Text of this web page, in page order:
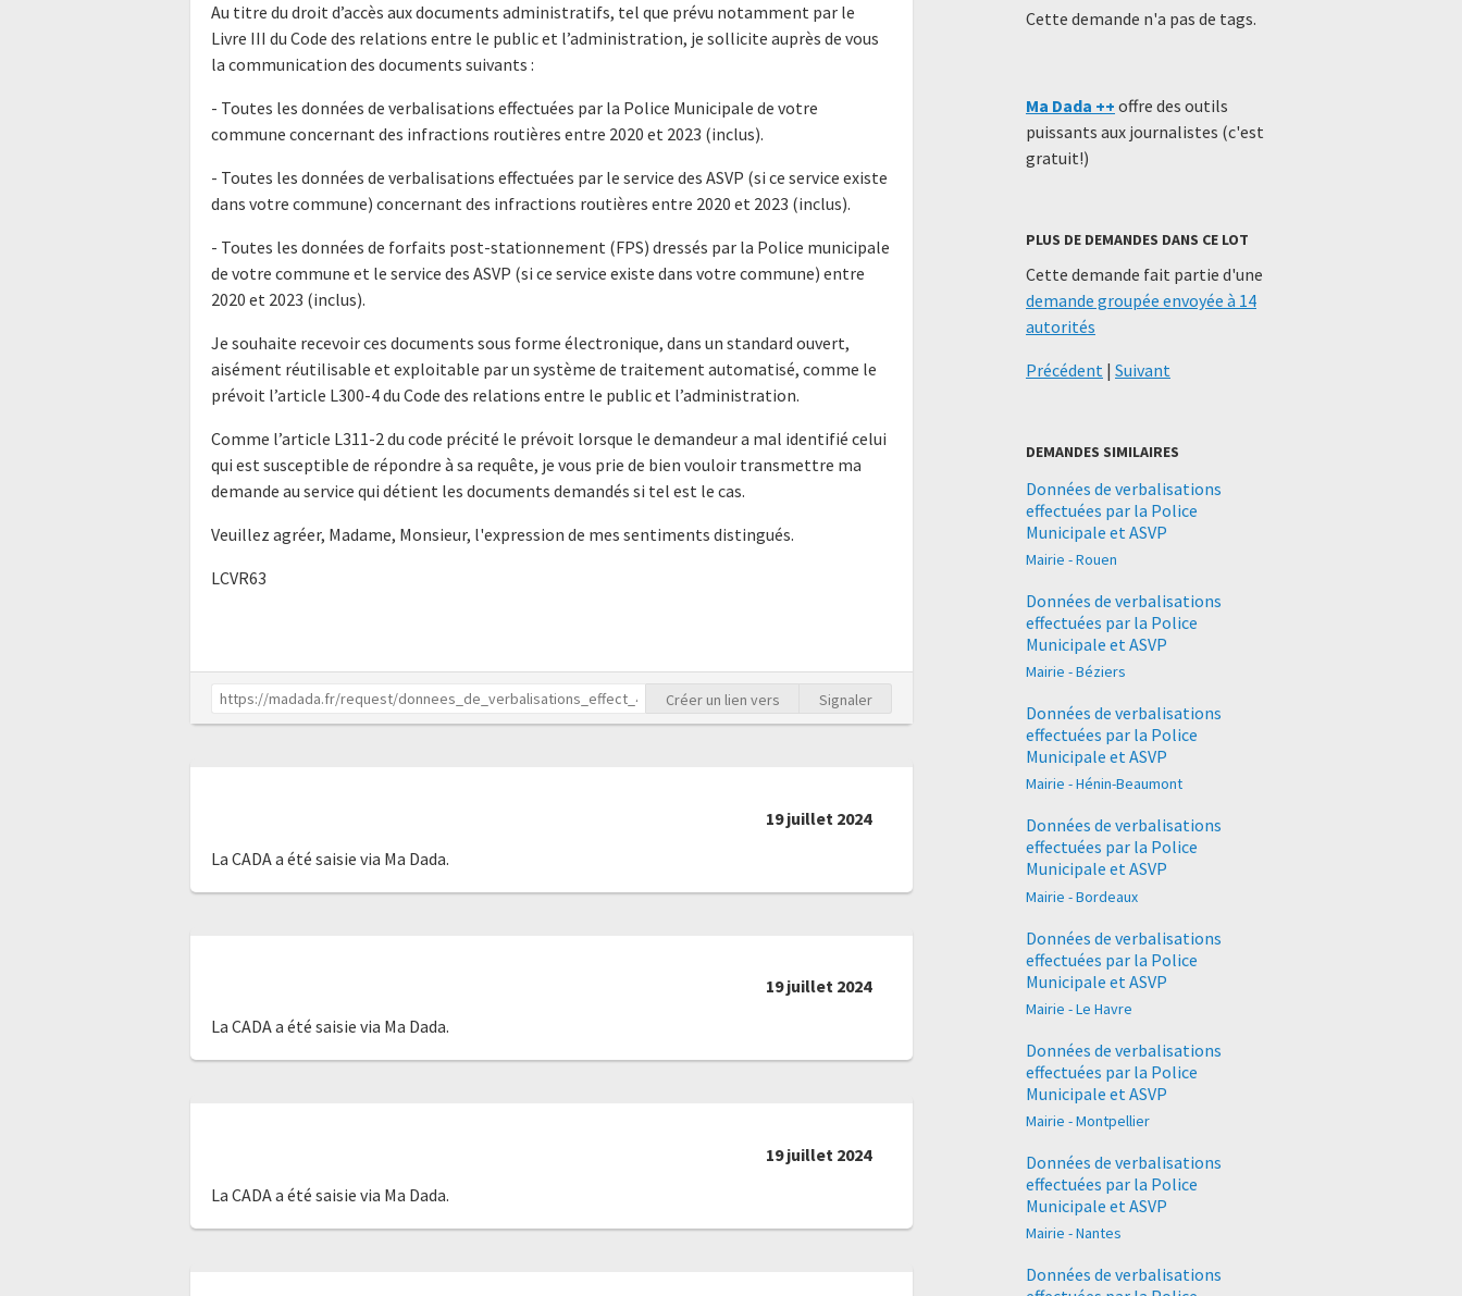
Au titre du droit d’accès aux documents administratifs, tel que prévu notamment par le
Livre III du Code des relations entre le public et l’administration, je sollicite auprès de vous
la communication des documents suivants :
- Toutes les données de verbalisations effectuées par la Police Municipale de votre
commune concernant des infractions routières entre 2020 et 2023 (inclus).
- Toutes les données de verbalisations effectuées par le service des ASVP (si ce service existe
dans votre commune) concernant des infractions routières entre 2020 et 2023 (inclus).
- Toutes les données de forfaits post-stationnement (FPS) dressés par la Police municipale
de votre commune et le service des ASVP (si ce service existe dans votre commune) entre
2020 et 2023 (inclus).
Je souhaite recevoir ces documents sous forme électronique, dans un standard ouvert,
aisément réutilisable et exploitable par un système de traitement automatisé, comme le
prévoit l’article L300-4 du Code des relations entre le public et l’administration.
Comme l’article L311-2 du code précité le prévoit lorsque le demandeur a mal identifié celui
qui est susceptible de répondre à sa requête, je vous prie de bien vouloir transmettre ma
demande au service qui détient les documents demandés si tel est le cas.
Veuillez agréer, Madame, Monsieur, l'expression de mes sentiments distingués.
LCVR63
Créer un lien vers Signaler
19 juillet 2024
La CADA a été saisie via Ma Dada.
19 juillet 2024
La CADA a été saisie via Ma Dada.
19 juillet 2024
La CADA a été saisie via Ma Dada.
Cette demande n'a pas de tags.
Ma Dada ++ offre des outils
puissants aux journalistes (c'est
gratuit!)
PLUS DE DEMANDES DANS CE LOT
Cette demande fait partie d'une
demande groupée envoyée à 14
autorités
Précédent | Suivant
DEMANDES SIMILAIRES
Données de verbalisations
effectuées par la Police
Municipale et ASVP
Mairie - Rouen
Données de verbalisations
effectuées par la Police
Municipale et ASVP
Mairie - Béziers
Données de verbalisations
effectuées par la Police
Municipale et ASVP
Mairie - Hénin-Beaumont
Données de verbalisations
effectuées par la Police
Municipale et ASVP
Mairie - Bordeaux
Données de verbalisations
effectuées par la Police
Municipale et ASVP
Mairie - Le Havre
Données de verbalisations
effectuées par la Police
Municipale et ASVP
Mairie - Montpellier
Données de verbalisations
effectuées par la Police
Municipale et ASVP
Mairie - Nantes
Données de verbalisations